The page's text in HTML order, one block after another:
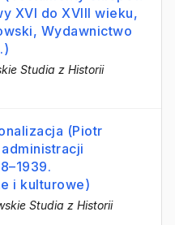
XVI do XVIII wieku,
Wydawnictwo
Studia z Historii
(Piotr
i kulturowe)
Studia z Historii